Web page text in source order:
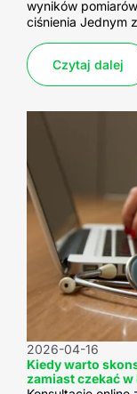
wyników
ciśnienia Jednym
Czytaj dalej
Kiedy warto
zamiast czekać w
2026-04-16